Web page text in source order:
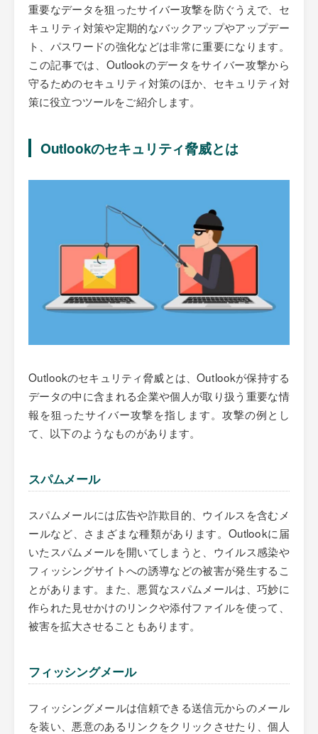
重要なデータを狙ったサイバー攻撃を防ぐうえで、セ
キュリティ対策や定期的なバックアップやアップデー
ト、パスワードの強化などは非常に重要になります。
この記事では、Outlookのデータをサイバー攻撃から
守るためのセキュリティ対策のほか、セキュリティ対
策に役立つツールをご紹介します。
Outlookのセキュリティ脅威とは
Outlookのセキュリティ脅威とは、Outlookが保持する
データの中に含まれる企業や個人が取り扱う重要な情
報を狙ったサイバー攻撃を指します。攻撃の例とし
て、以下のようなものがあります。
スパムメール
スパムメールには広告や詐欺目的、ウイルスを含むメ
ールなど、さまざまな種類があります。Outlookに届
いたスパムメールを開いてしまうと、ウイルス感染や
フィッシングサイトへの誘導などの被害が発生するこ
とがあります。また、悪質なスパムメールは、巧妙に
作られた見せかけのリンクや添付ファイルを使って、
被害を拡大させることもあります。
フィッシングメール
フィッシングメールは信頼できる送信元からのメール
を装い、悪意のあるリンクをクリックさせたり、個人